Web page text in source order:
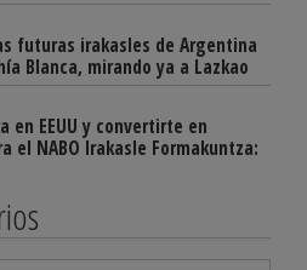
futuras irakasles de Argentina
Blanca, mirando ya a Lazkao
en EEUU y convertirte en
el NABO Irakasle Formakuntza: